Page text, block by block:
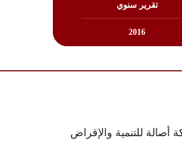
تقرير سنوي
2016
أصالة للتنمية والإقراض